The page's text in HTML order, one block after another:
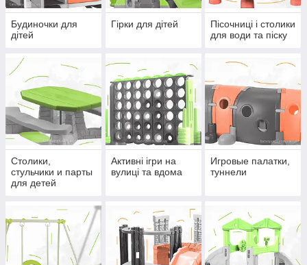
Будиночки для
дітей
Гірки для дітей
Пісочниці і столики
для води та піску
Столики,
стульчики и парты
для детей
Активні ігри на
вулиці та вдома
Игровые палатки,
туннели